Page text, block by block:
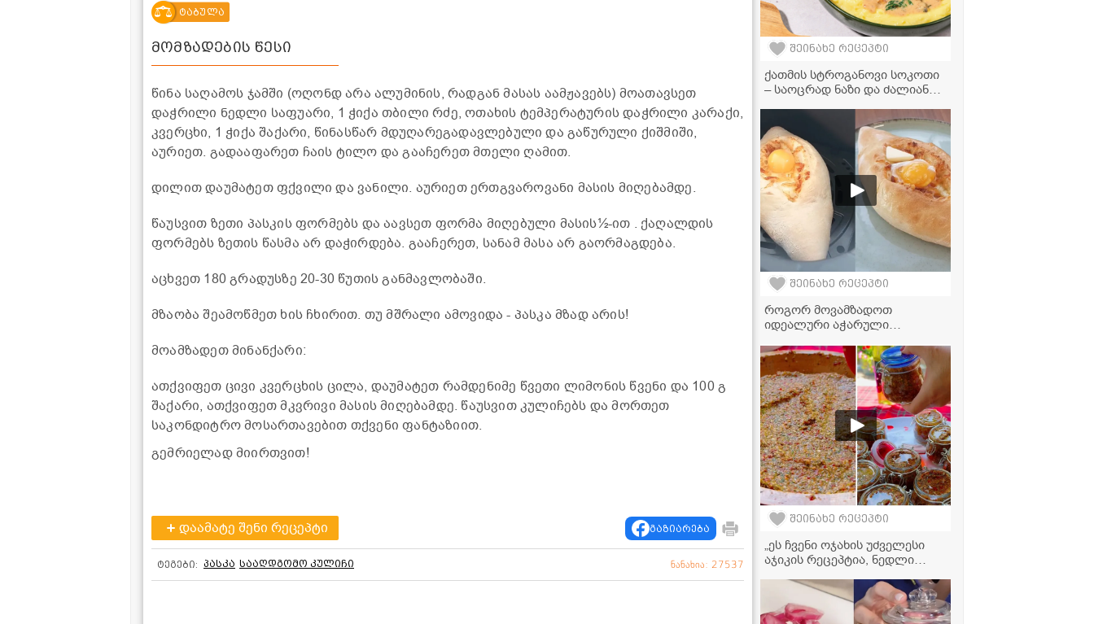
ტაბულა
მომზადების წესი
წინა საღამოს ჯამში (ოღონდ არა ალუმინის, რადგან მასას აამჟავებს) მოათავსეთ
დაჭრილი ნედლი საფუარი, 1 ჭიქა თბილი რძე, ოთახის ტემპერატურის დაჭრილი კარაქი,
კვერცხი, 1 ჭიქა შაქარი, წინასწარ მდუღარეგადავლებული და გაწურული ქიშმიში,
აურიეთ. გადააფარეთ ჩაის ტილო და გააჩერეთ მთელი ღამით.
დილით დაუმატეთ ფქვილი და ვანილი. აურიეთ ერთგვაროვანი მასის მიღებამდე.
წაუსვით ზეთი პასკის ფორმებს და აავსეთ ფორმა მიღებული მასის½-ით . ქაღალდის
ფორმებს ზეთის წასმა არ დაჭირდება. გააჩერეთ, სანამ მასა არ გაორმაგდება.
აცხვეთ 180 გრადუსზე 20-30 წუთის განმავლობაში.
მზაობა შეამოწმეთ ხის ჩხირით. თუ მშრალი ამოვიდა - პასკა მზად არის!
მოამზადეთ მინანქარი:
ათქვიფეთ ცივი კვერცხის ცილა, დაუმატეთ რამდენიმე წვეთი ლიმონის წვენი და 100 გ
შაქარი, ათქვიფეთ მკვრივი მასის მიღებამდე. წაუსვით კულიჩებს და მორთეთ
საკონდიტრო მოსართავებით თქვენი ფანტაზიით.
გემრიელად მიირთვით!
დაამატე შენი რეცეპტი გაზიარება
ტეგები: პასკა სააღდგომო კულიჩი ნანახია: 27537
შეინახე რეცეპტი
ქათმის სტროგანოვი სოკოთი
– საოცრად ნაზი და ძალიან
შეინახე რეცეპტი
როგორ მოვამზადოთ
იდეალური აჭარული
მარტივი და გემრიელი
რეცეპტი
შეინახე რეცეპტი
„ეს ჩვენი ოჯახის უძველესი
აჯიკის რეცეპტია, ნედლი
მკითხველის ვიდეორეცეპტი